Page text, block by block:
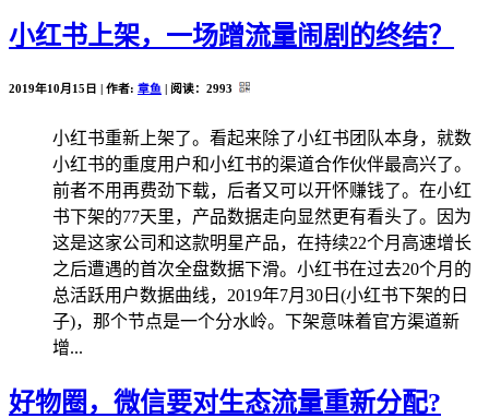
小红书上架，一场蹭流量闹剧的终结？
2019年10月15日 | 作者: 章鱼 | 阅读： 2993
小红书重新上架了。看起来除了小红书团队本身，就数
小红书的重度用户和小红书的渠道合作伙伴最高兴了。
前者不用再费劲下载，后者又可以开怀赚钱了。在小红
书下架的77天里，产品数据走向显然更有看头了。因为
这是这家公司和这款明星产品，在持续22个月高速增长
之后遭遇的首次全盘数据下滑。小红书在过去20个月的
总活跃用户数据曲线，2019年7月30日(小红书下架的日
子)，那个节点是一个分水岭。下架意味着官方渠道新
增...
好物圈，微信要对生态流量重新分配?